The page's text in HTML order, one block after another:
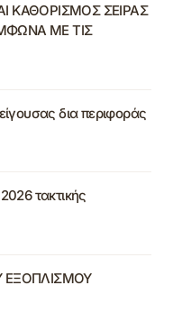
ΚΑΘΟΡΙΣΜΟΣ ΣΕΙΡΑΣ
ΜΕ ΤΙΣ
δια περιφοράς
τακτικής
ΕΞΟΠΛΙΣΜΟΥ